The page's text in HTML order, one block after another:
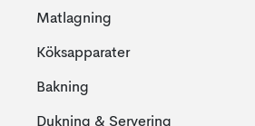
Matlagning
Köksapparater
Bakning
Dukning & Servering